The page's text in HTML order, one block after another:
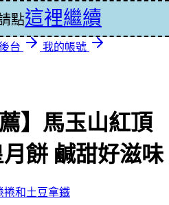
台
我的帳號
】馬玉山紅頂
餅 鹹甜好滋味
捲和土豆拿鐵
點這裡繼續